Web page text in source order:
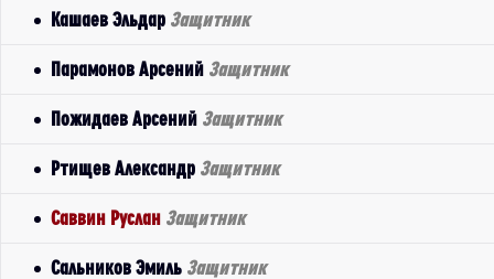
Кашаев Эльдар Защитник
Парамонов Арсений Защитник
Пожидаев Арсений Защитник
Ртищев Александр Защитник
Саввин Руслан Защитник
Сальников Эмиль Защитник